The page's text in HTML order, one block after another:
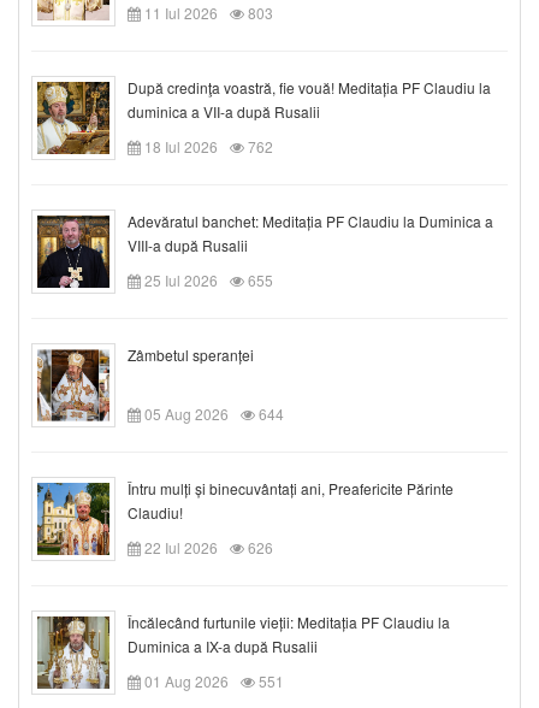
11 Iul 2026
803
După credinţa voastră, fie vouă! Meditația PF Claudiu la
duminica a VII-a după Rusalii
18 Iul 2026
762
Adevăratul banchet: Meditația PF Claudiu la Duminica a
VIII-a după Rusalii
25 Iul 2026
655
Zâmbetul speranței
05 Aug 2026 644
Întru mulți și binecuvântați ani, Preafericite Părinte
Claudiu!
22 Iul 2026
626
Încălecând furtunile vieții: Meditația PF Claudiu la
Duminica a IX-a după Rusalii
01 Aug 2026
551